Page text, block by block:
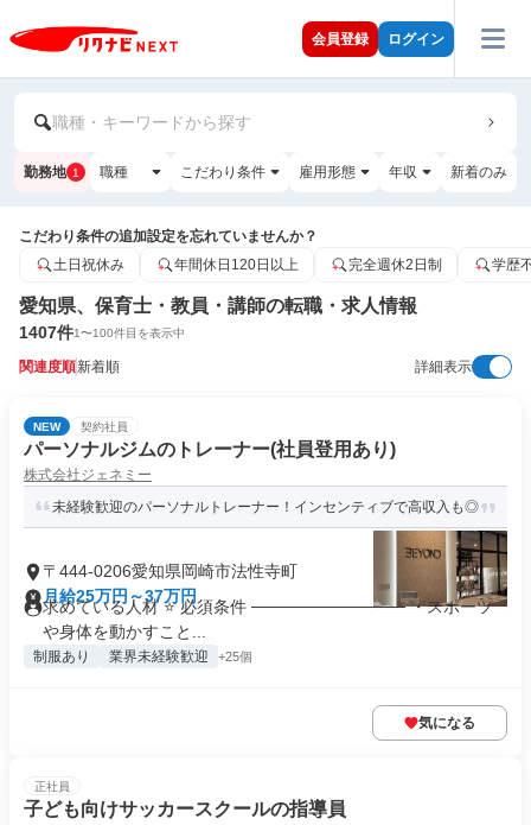
会員登録 ログイン
職種・キーワードから探す
勤務地 1 職種 こだわり条件 雇用形態 年収 新着のみ
こだわり条件の追加設定を忘れていませんか？
土日祝休み
年間休日120日以上 完全週休2日制 学歴
愛知県、保育士・教員・講師の転職・求人情報
1407件1〜100件目を表示中
関連度順新着順 詳細表示
NEW 契約社員
パーソナルジムのトレーナー(社員登用あり)
株式会社ジェネミー
未経験歓迎のパーソナルトレーナー！インセンティブで高収入も◎
〒444-0206愛知県岡崎市法性寺町
月給25万円～37万円
求めている人材 ⭐ 必須条件 ───────────── ・スポーツ
や身体を動かすこと...
制服あり 業界未経験歓迎 +25個
気になる
正社員
子ども向けサッカースクールの指導員